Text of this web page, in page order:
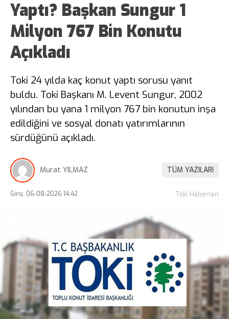
Yaptı? Başkan Sungur 1
Milyon 767 Bin Konutu
Açıkladı
Toki 24 yılda kaç konut yaptı sorusu yanıt
buldu. Toki Başkanı M. Levent Sungur, 2002
yılından bu yana 1 milyon 767 bin konutun inşa
edildiğini ve sosyal donatı yatırımlarının
sürdüğünü açıkladı.
Murat YILMAZ TÜM YAZILARI
Giriş: 06-08-2026 14:42 Toki Haberleri